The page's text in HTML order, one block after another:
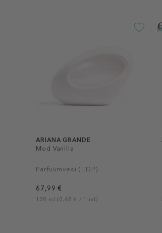
ARIANA GRANDE
Mod Vanilla
Parfüümvesi (EDP)
67,99 €
100 ml (0,68 € / 1 ml)